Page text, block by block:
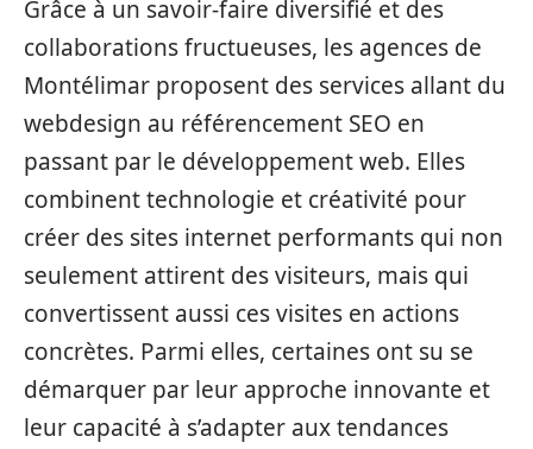
Grâce à un savoir-faire diversifié et des
collaborations fructueuses, les agences de
Montélimar proposent des services allant du
webdesign au référencement SEO en
passant par le développement web. Elles
combinent technologie et créativité pour
créer des sites internet performants qui non
seulement attirent des visiteurs, mais qui
convertissent aussi ces visites en actions
concrètes. Parmi elles, certaines ont su se
démarquer par leur approche innovante et
leur capacité à s’adapter aux tendances